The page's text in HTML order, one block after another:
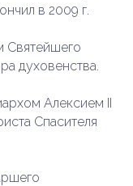
в 2009 г.
Святейшего
духовенства.
Алексием II
Спасителя